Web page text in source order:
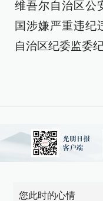
维吾尔自治区公
国涉嫌严重违纪
自治区纪委监委
您此时的心情